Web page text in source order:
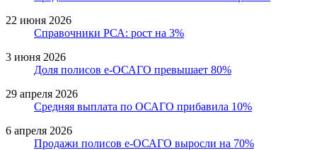
22 июня 2026
Справочники РСА: рост на 3%
3 июня 2026
Доля полисов е-ОСАГО превышает 80%
29 апреля 2026
Средняя выплата по ОСАГО прибавила 10%
6 апреля 2026
Продажи полисов е-ОСАГО выросли на 70%